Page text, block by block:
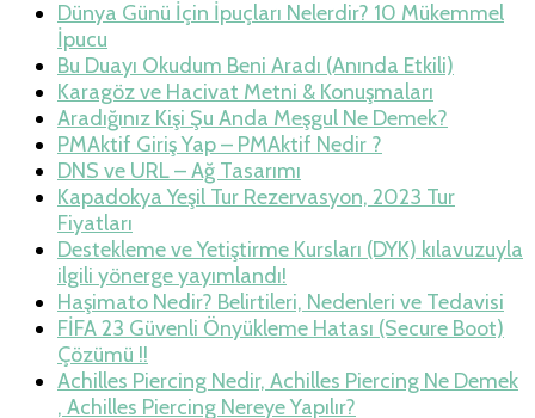
Dünya Günü İçin İpuçları Nelerdir? 10 Mükemmel
İpucu
Bu Duayı Okudum Beni Aradı (Anında Etkili)
Karagöz ve Hacivat Metni & Konuşmaları
Aradığınız Kişi Şu Anda Meşgul Ne Demek?
PMAktif Giriş Yap – PMAktif Nedir ?
DNS ve URL – Ağ Tasarımı
Kapadokya Yeşil Tur Rezervasyon, 2023 Tur
Fiyatları
Destekleme ve Yetiştirme Kursları (DYK) kılavuzuyla
ilgili yönerge yayımlandı!
Haşimato Nedir? Belirtileri, Nedenleri ve Tedavisi
FİFA 23 Güvenli Önyükleme Hatası (Secure Boot)
Çözümü !!
Achilles Piercing Nedir, Achilles Piercing Ne Demek
, Achilles Piercing Nereye Yapılır?